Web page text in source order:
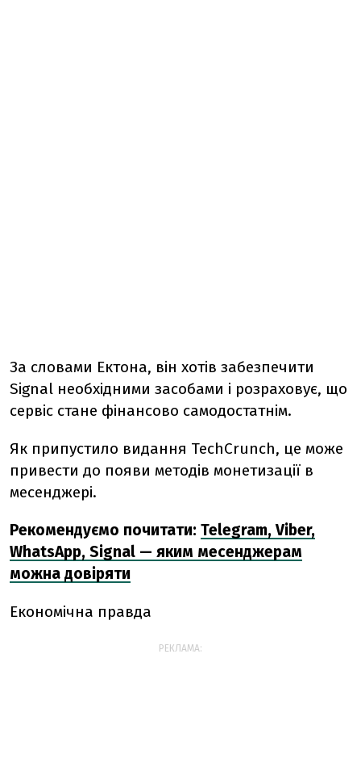
За словами Ектона, він хотів забезпечити
Signal необхідними засобами і розраховує, що
сервіс стане фінансово самодостатнім.
Як припустило видання TechCrunch, це може
привести до появи методів монетизації в
месенджері.
Рекомендуємо почитати: Telegram, Viber,
WhatsApp, Signal — яким месенджерам
можна довіряти
Економічна правда
РЕКЛАМА: